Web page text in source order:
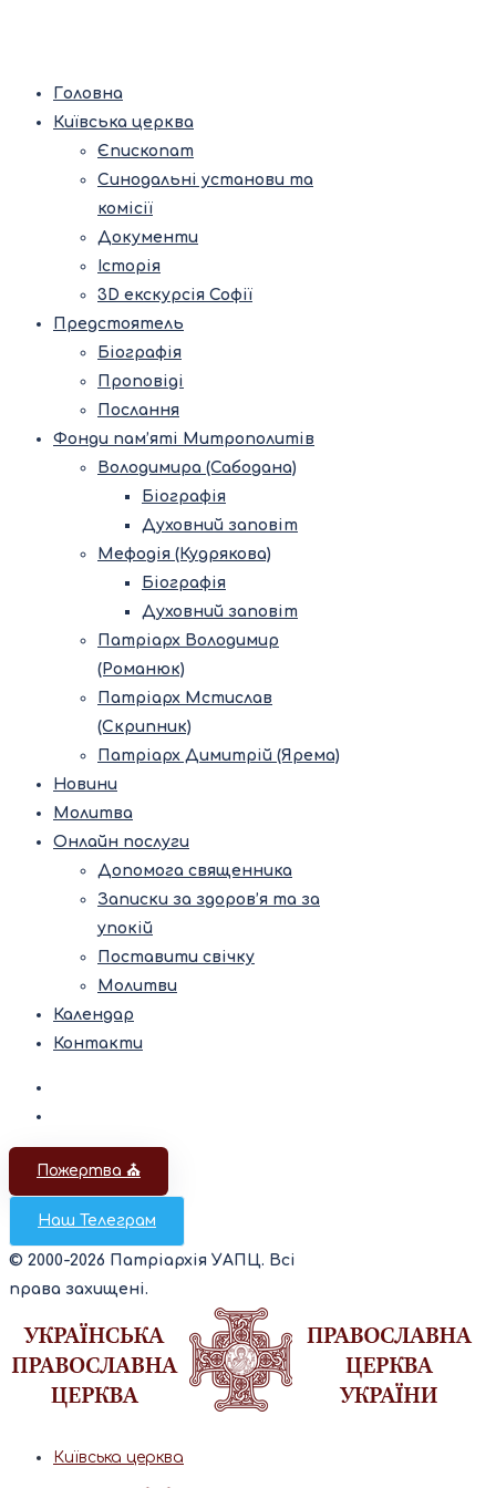
Головна
Київська церква
Єпископат
Синодальні установи та
комісії
Документи
Історія
3D екскурсія Софії
Предстоятель
Біографія
Проповіді
Послання
Фонди пам’яті Митрополитів
Володимира (Сабодана)
Біографія
Духовний заповіт
Мефодія (Кудрякова)
Біографія
Духовний заповіт
Патріарх Володимир
(Романюк)
Патріарх Мстислав
(Скрипник)
Патріарх Димитрій (Ярема)
Новини
Молитва
Онлайн послуги
Допомога священника
Записки за здоров’я та за
упокій
Поставити свічку
Молитви
Календар
Контакти
Пожертва ⛪️
Наш Телеграм
© 2000-2026 Патріархія УАПЦ. Всі
права захищені.
Київська церква